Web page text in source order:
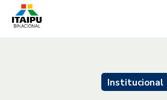
Institucional